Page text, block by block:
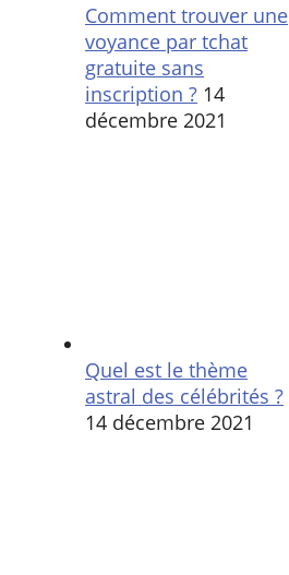
Comment trouver une
voyance par tchat
gratuite sans
inscription ? 14
décembre 2021
Quel est le thème
astral des célébrités ?
14 décembre 2021